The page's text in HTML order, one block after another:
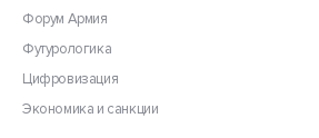
Форум Армия
Футурологика
Цифровизация
Экономика и санкции